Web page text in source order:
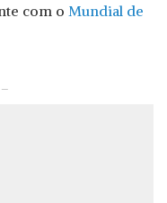
com o Mundial de